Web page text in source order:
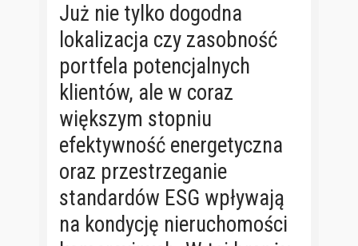
Już nie tylko dogodna
lokalizacja czy zasobność
portfela potencjalnych
klientów, ale w coraz
większym stopniu
efektywność energetyczna
oraz przestrzeganie
standardów ESG wpływają
na kondycję nieruchomości